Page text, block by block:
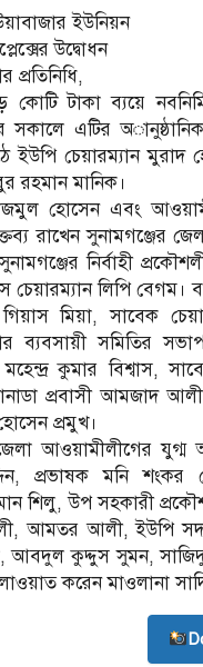
ইউনিয়ন
উদ্বোধন
প্রতিনিধি,
কোটি টাকা ব্যয়ে
সকালে এটির
ইউপি চেয়ারম্যান
রহমান মানিক।
হোসেন এবং
রাখেন সুনামগঞ্জের
নির্বাহী
চেয়ারম্যান লিপি বেগম।
মিয়া, সাবেক
ব্যবসায়ী সমিতির
মহেন্দ্র কুমার
প্রবাসী আমজাদ
প্রমুখ।
আওয়ামীলীগের যুগ্ম
প্রভাষক মনি
শিলু, উপ সহকারী
আমতর আলী, ইউপি
আবদুল কুদ্দুস সুমন,
করেন মাওলানা